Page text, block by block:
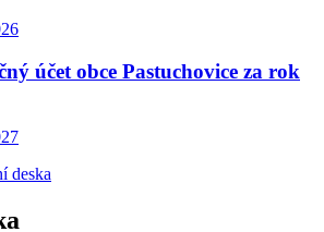
účet obce Pastuchovice za rok
deska